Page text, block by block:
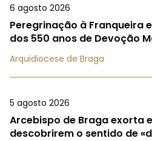
6 agosto 2026
Peregrinação à Franqueira
dos 550 anos de Devoção
Arquidiocese de Braga
5 agosto 2026
Arcebispo de Braga exorta
descobrirem o sentido de